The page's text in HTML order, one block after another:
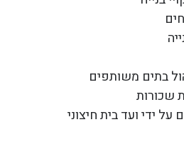
בתים משותפים
שכורות
על ידי ועד בית חיצוני